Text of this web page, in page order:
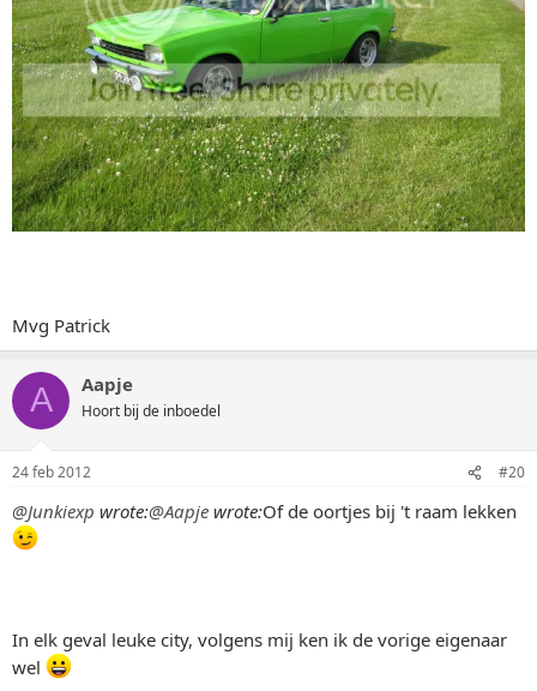
Mvg Patrick
A Aapje
Hoort bij de inboedel
24 feb 2012 #20
@Junkiexp wrote:@Aapje wrote:Of de oortjes bij 't raam lekken
In elk geval leuke city, volgens mij ken ik de vorige eigenaar
wel